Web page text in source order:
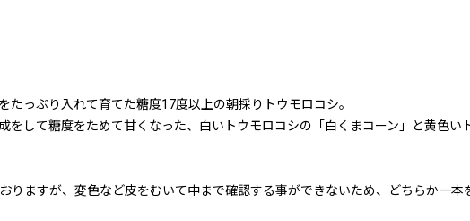
っぷり入れて育てた糖度17度以上の朝採りトウモロコシ。
をして糖度をためて甘くなった、白いトウモロコシの「白くまコーン」と黄色い
りますが、変色など皮をむいて中まで確認する事ができないため、どちらか一本